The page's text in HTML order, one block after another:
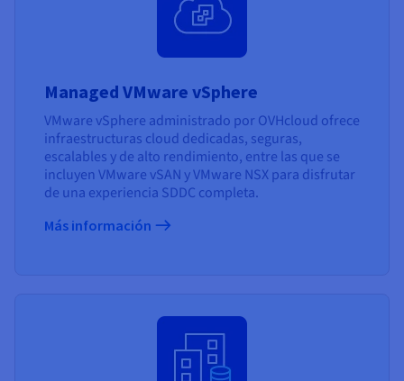
Managed VMware vSphere
VMware vSphere administrado por OVHcloud ofrece
infraestructuras cloud dedicadas, seguras,
escalables y de alto rendimiento, entre las que se
incluyen VMware vSAN y VMware NSX para disfrutar
de una experiencia SDDC completa.
Más información